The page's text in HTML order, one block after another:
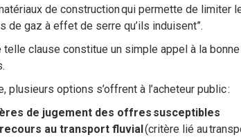
de construction qui permette de limiter
de gaz à effet de serre qu’ils induisent”.
telle clause constitue un simple appel à la bonne
plusieurs options s’offrent à l’acheteur public :
de jugement des offres susceptibles
au transport fluvial(critère lié au